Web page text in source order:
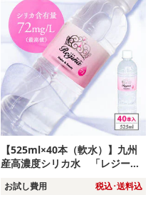
【525ml×40本（軟水）】九州
産高濃度シリカ水 「レジー
お試し費用 税込･送料込